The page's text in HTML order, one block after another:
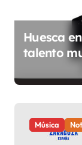
Huesca
talento
Música